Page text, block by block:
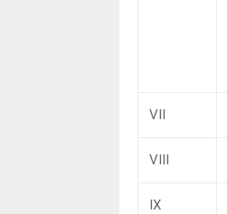
VII
VIII
IX